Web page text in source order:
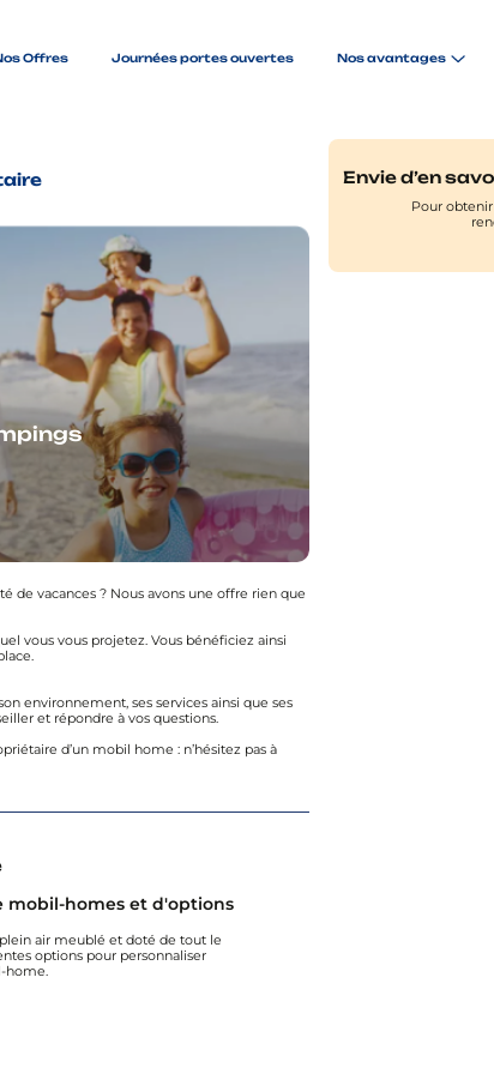
Offres Journées portes ouvertes Nos avantages
de vacances ? Nous avons une offre rien que
vous vous projetez. Vous bénéficiez ainsi
environnement, ses services ainsi que ses
et répondre à vos questions.
d’un mobil home : n’hésitez pas à
mobil-homes et d'options
air meublé et doté de tout le
options pour personnaliser
home.
Envie d’en
Pour